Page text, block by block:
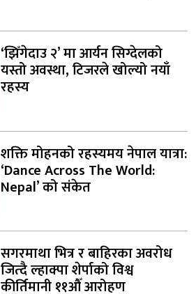
‘झिँगेदाउ २’ मा आर्यन सिग्देलको
यस्तो अवस्था, टिजरले खोल्यो नयाँ
रहस्य
शक्ति मोहनको रहस्यमय नेपाल यात्रा:
‘Dance Across The World:
Nepal’ को संकेत
सगरमाथा भित्र र बाहिरका अवरोध
जित्दै ल्हाक्पा शेर्पाको विश्व
कीर्तिमानी ११औँ आरोहण